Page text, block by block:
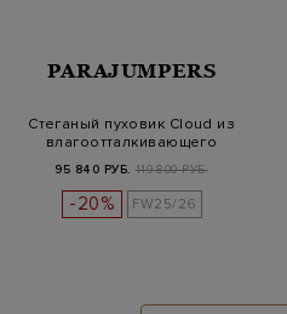
PARAJUMPERS
Стеганый пуховик Cloud из
влагоотталкивающего
95 840 РУБ. 119 800 РУБ.
-20% FW25/26